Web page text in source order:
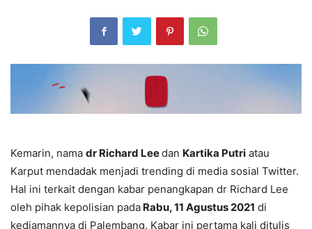
Kemarin, nama dr Richard Leedan Kartika Putri atau
Karput mendadak menjadi trending di media sosial Twitter.
Hal ini terkait dengan kabar penangkapan dr Richard Lee
oleh pihak kepolisian pada Rabu, 11 Agustus 2021 di
kediamannya di Palembang. Kabar ini pertama kali ditulis